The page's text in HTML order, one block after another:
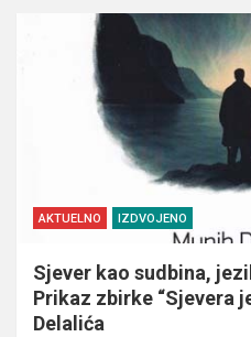
AKTUELNO IZDVOJENO
Sjever kao sudbina,
Prikaz zbirke “Sjevera
Delalića